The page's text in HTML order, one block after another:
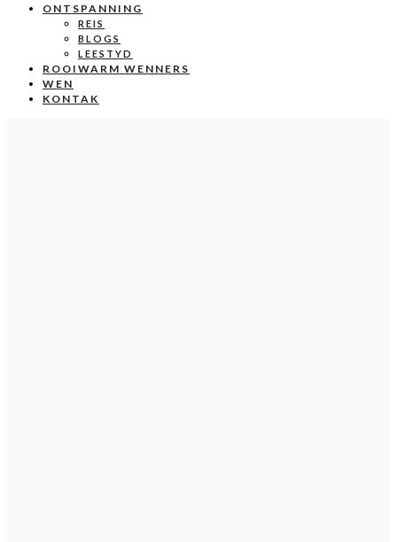
ONTSPANNING
REIS
BLOGS
LEESTYD
ROOIWARM WENNERS
WEN
KONTAK